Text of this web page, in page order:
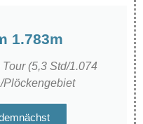
1.783m
(5,3 Std/1.074
Plöckengebiet